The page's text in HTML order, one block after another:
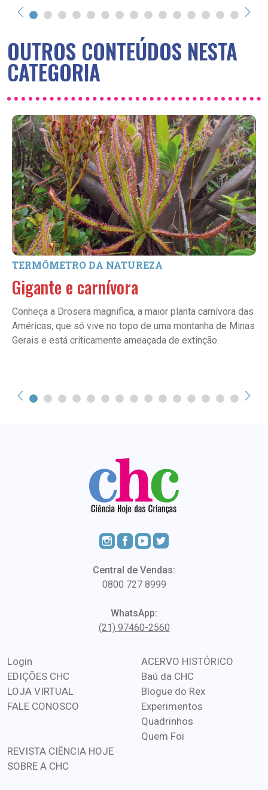
OUTROS CONTEÚDOS NESTA
CATEGORIA
TERMÔMETRO DA NATUREZA
Gigante e carnívora
Conheça a Drosera magnifica, a maior planta carnívora das
Américas, que só vive no topo de uma montanha de Minas
Gerais e está criticamente ameaçada de extinção.
Central de Vendas:
0800 727 8999
WhatsApp:
(21) 97460-2560
Login
EDIÇÕES CHC
LOJA VIRTUAL
FALE CONOSCO
ACERVO HISTÓRICO
Baú da CHC
Blogue do Rex
Experimentos
Quadrinhos
Quem Foi
REVISTA CIÊNCIA HOJE
SOBRE A CHC